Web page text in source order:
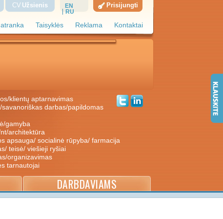
Taisyklės Reklama Kontaktai
CV Užsienis
EN
RU
Prisijungti
klientų aptarnavimas
gamyba
nt/architektūra
apsauga/ socialinė rūpyba/ farmacija
teisė/ viešieji ryšiai
organizavimas
tarnautojai
DARBDAVIAMS